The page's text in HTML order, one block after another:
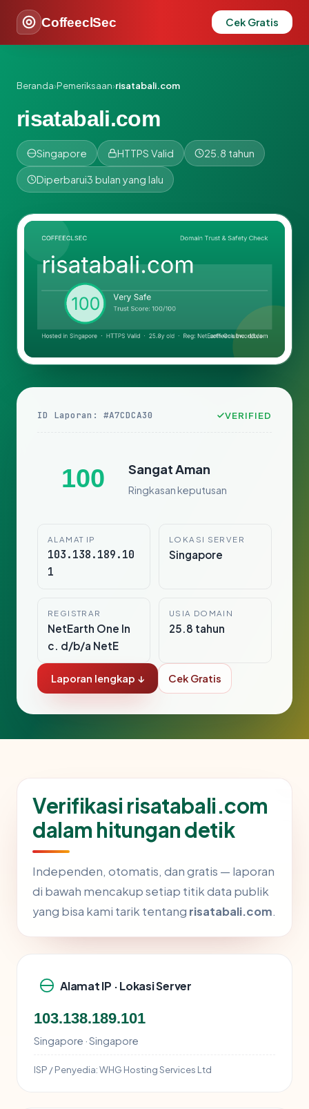
CoffeeclSec Cek Gratis
Beranda›Pemeriksaan›risatabali.com
risatabali.com
Singapore HTTPS Valid 25.8 tahun
Diperbarui3 bulan yang lalu
ID Laporan: #A7CDCA30 VERIFIED
100 Sangat Aman
Ringkasan keputusan
ALAMAT IP
103.138.189.10
1
LOKASI SERVER
Singapore
REGISTRAR
NetEarth One In
c. d/b/a NetE
USIA DOMAIN
25.8 tahun
Laporan lengkap ↓ Cek Gratis
Verifikasi risatabali.com
dalam hitungan detik
Independen, otomatis, dan gratis — laporan
di bawah mencakup setiap titik data publik
yang bisa kami tarik tentang risatabali.com.
Alamat IP · Lokasi Server
103.138.189.101
Singapore · Singapore
ISP / Penyedia:WHG Hosting Services Ltd